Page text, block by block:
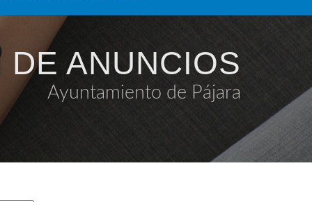
DE ANUNCIOS
Ayuntamiento de Pájara